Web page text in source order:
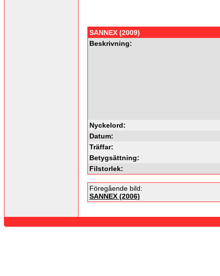
SANNEX (2009)
Beskrivning:
Nyckelord:
Datum:
Träffar:
Betygsättning:
Filstorlek:
Föregående bild:
SANNEX (2006)